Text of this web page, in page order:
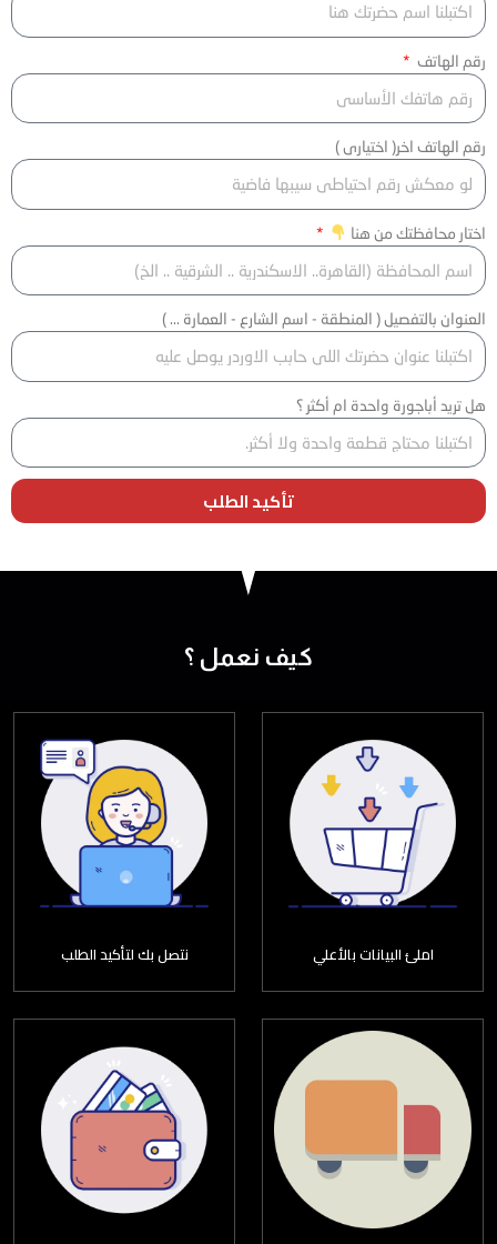
رقم الهاتف
رقم الهاتف اخر( اختيارى )
اختار محافظتك من هنا
العنوان بالتفصيل ( المنطقة - اسم الشارع - العمارة ... )
هل تريد أباجورة واحدة ام أكثر ؟
تأكيد الطلب
كيف نعمل ؟
املئ البيانات بالأعلي نتصل بك لتأكيد الطلب